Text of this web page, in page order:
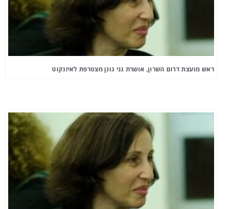
ראש מועצת דרום השרון, אושרת גני גונן מצטרפת לאיזנקוט